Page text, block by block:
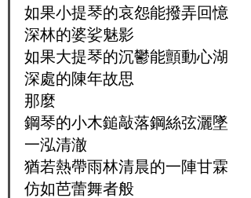
如果小提琴的哀怨能撥弄回憶
深林的婆娑魅影
如果大提琴的沉鬱能顫動心湖
深處的陳年故思
那麼
鋼琴的小木鎚敲落鋼絲弦灑墜
一泓清澈
猶若熱帶雨林清晨的一陣甘霖
仿如芭蕾舞者般